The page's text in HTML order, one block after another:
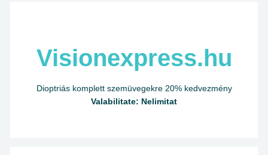
Visionexpress.hu
Dioptriás komplett szemüvegekre 20% kedvezmény
Valabilitate: Nelimitat